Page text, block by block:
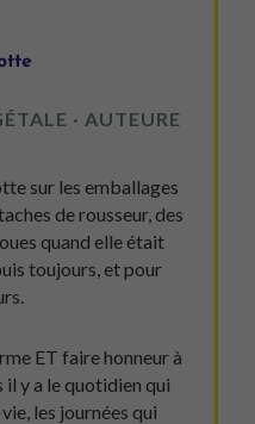
· AUTEURE
sur les emballages
de rousseur, des
quand elle était
toujours, et pour
ET faire honneur à
il y a le quotidien qui
les journées qui